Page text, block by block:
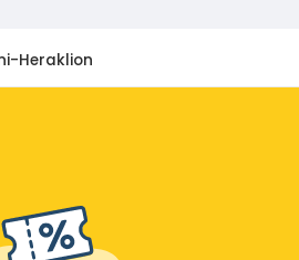
Heraklion